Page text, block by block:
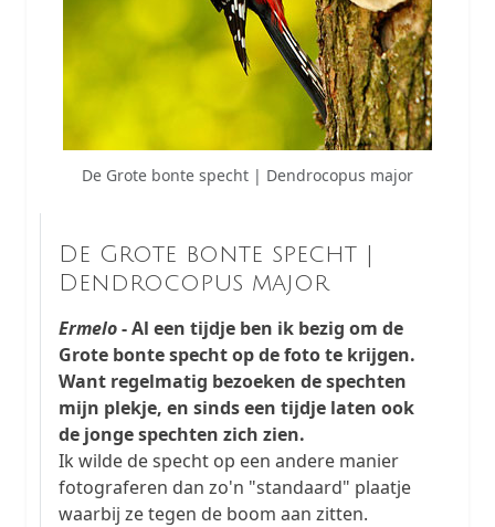
De Grote bonte specht | Dendrocopus major
De Grote bonte specht |
Dendrocopus major
Ermelo- Al een tijdje ben ik bezig om de
Grote bonte specht op de foto te krijgen.
Want regelmatig bezoeken de spechten
mijn plekje, en sinds een tijdje laten ook
de jonge spechten zich zien.
Ik wilde de specht op een andere manier
fotograferen dan zo'n "standaard" plaatje
waarbij ze tegen de boom aan zitten.